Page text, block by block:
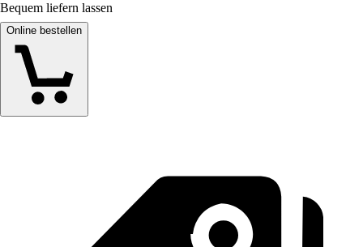
Bequem liefern lassen
Online bestellen